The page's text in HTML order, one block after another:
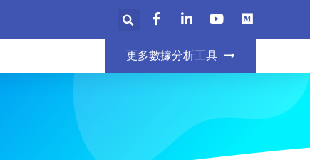
更多數據分析工具